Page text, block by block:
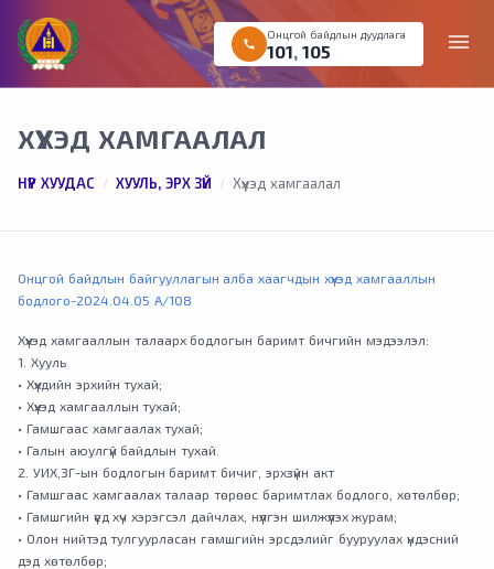
menu
call
Онцгой байдлын дуудлага
101 ,105
ХҮҮХЭД ХАМГААЛАЛ
НҮҮР ХУУДАС ХУУЛЬ, ЭРХ ЗҮЙ Хүүхэд хамгаалал
Онцгой байдлын байгууллагын алба хаагчдын хүүхэд хамгааллын
бодлого-2024.04.05 А/108
Хүүхэд хамгааллын талаарх бодлогын баримт бичгийн мэдээлэл:
1. Хууль
• Хүүхдийн эрхийн тухай;
• Хүүхэд хамгааллын тухай;
• Гамшгаас хамгаалах тухай;
• Галын аюулгүй байдлын тухай.
2. УИХ,ЗГ-ын бодлогын баримт бичиг, эрхзүйн акт
• Гамшгаас хамгаалах талаар төрөөс баримтлах бодлого, хөтөлбөр;
• Гамшгийн үед хүч хэрэгсэл дайчлах, нүүлгэн шилжүүлэх журам;
• Олон нийтэд тулгуурласан гамшгийн эрсдэлийг бууруулах үндэсний
дэд хөтөлбөр;